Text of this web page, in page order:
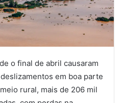
o final de abril causaram
em boa parte
rural, mais de 206 mil